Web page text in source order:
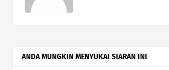
ANDA MUNGKIN MENYUKAI SIARAN INI